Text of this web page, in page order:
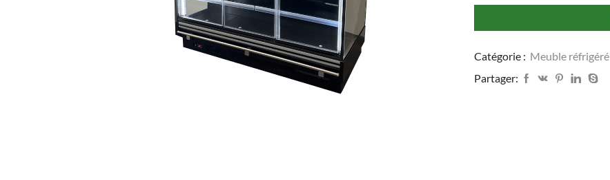
réfrigérée
à
LAZIO
Catégorie : Meuble réfrigéré
Partager: